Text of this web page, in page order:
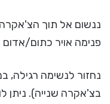
ננשום אל תוך
פנימה אויר כתום/
נחזור לנשימה רגילה,
בצ'אקרה שנייה). ניתן